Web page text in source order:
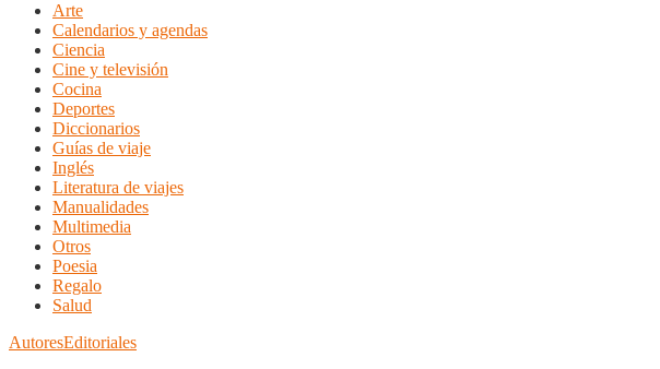
Arte
Calendarios y agendas
Ciencia
Cine y televisión
Cocina
Deportes
Diccionarios
Guías de viaje
Inglés
Literatura de viajes
Manualidades
Multimedia
Otros
Poesia
Regalo
Salud
AutoresEditoriales